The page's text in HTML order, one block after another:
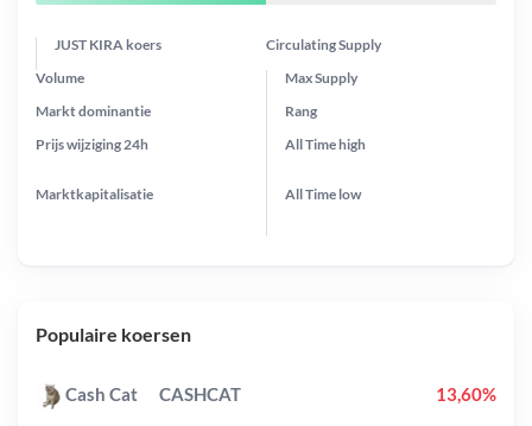
JUST KIRA koers Circulating Supply
Prijs wijziging 24h
Max Supply
Markt dominantie
Marktkapitalisatie
Volume
Rang
All Timehigh
All Time low
Populaire koersen
Cash Cat CASHCAT 13,60%